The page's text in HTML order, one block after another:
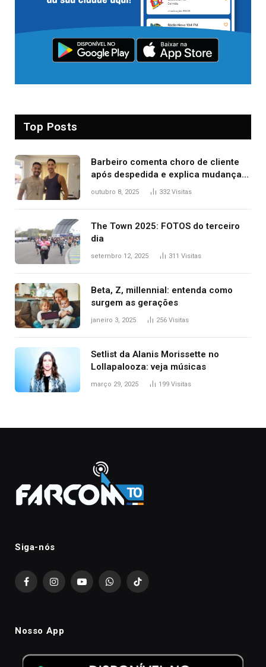
Top Posts
Barbeiro comenta choro de cliente
após despedida e explica mudança
para o TO: ‘Não esperava atingir
outubro 8, 2025 332Visitas
The Town 2025: FOTOS do terceiro
dia
setembro 12, 2025 311 Visitas
Beta, Z, millennial: entenda como
surgem as gerações
janeiro 3, 2025 256 Visitas
Setlist da Alanis Morissette no
Lollapalooza: veja músicas
março 29, 2025 199 Visitas
Siga-nós
FacebookInstagramYouTubeWhatsAppTikTok
Nosso App